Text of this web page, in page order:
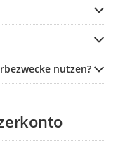
nutzen?